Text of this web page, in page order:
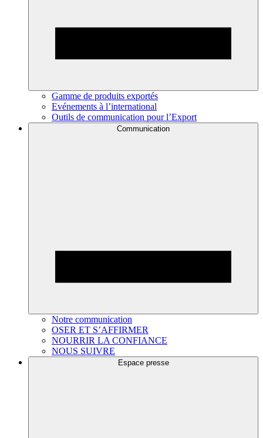
Gamme de produits exportés
Evénements à l’international
Outils de communication pour l’Export
Communication
Notre communication
OSER ET S’AFFIRMER
NOURRIR LA CONFIANCE
NOUS SUIVRE
Espace presse